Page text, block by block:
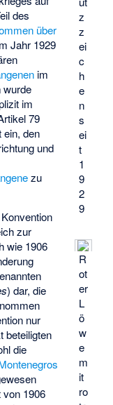
z
z
ei
c
h
e
n
s
ei
t
1
9
2
9
R
ot
er
L
ö
w
e
m
it
ro
des
über
Jahr 1929
im
wurde
im
79
ein, den
und
zu
zur
wie 1906
) dar, die
nur
beteiligten
die
von 1906